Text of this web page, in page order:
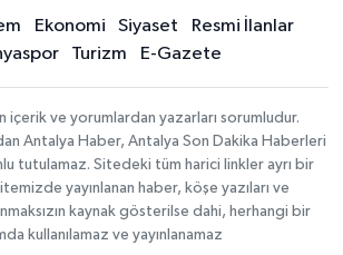
Ekonomi Siyaset
Resmi İlanlar
Turizm E-Gazete
içerik ve yorumlardan yazarları sorumludur.
Antalya Haber, Antalya Son Dakika Haberleri
tutulamaz. Sitedeki tüm harici linkler ayrı bir
yayınlanan haber, köşe yazıları ve
kaynak gösterilse dahi, herhangi bir
kullanılamaz ve yayınlanamaz